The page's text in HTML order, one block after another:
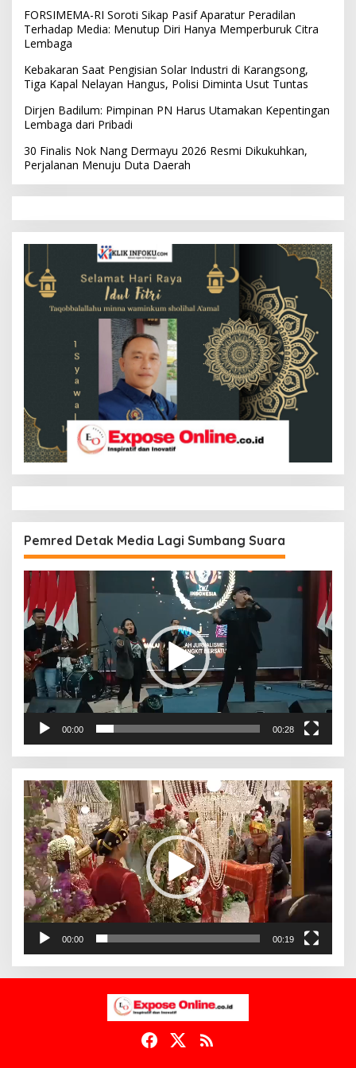
FORSIMEMA-RI Soroti Sikap Pasif Aparatur Peradilan
Terhadap Media: Menutup Diri Hanya Memperburuk Citra
Lembaga
Kebakaran Saat Pengisian Solar Industri di Karangsong,
Tiga Kapal Nelayan Hangus, Polisi Diminta Usut Tuntas
Dirjen Badilum: Pimpinan PN Harus Utamakan Kepentingan
Lembaga dari Pribadi
30 Finalis Nok Nang Dermayu 2026 Resmi Dikukuhkan,
Perjalanan Menuju Duta Daerah
Pemred Detak Media Lagi Sumbang Suara
Pemutar
Video
00:00 00:28
Pemutar
Video
00:00 00:19